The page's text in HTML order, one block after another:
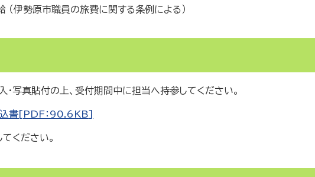
伊勢原市職員の旅費に関する条例による）
写真貼付の上、受付期間中に担当へ持参してください。
込書[PDF：90.6KB]
ください。